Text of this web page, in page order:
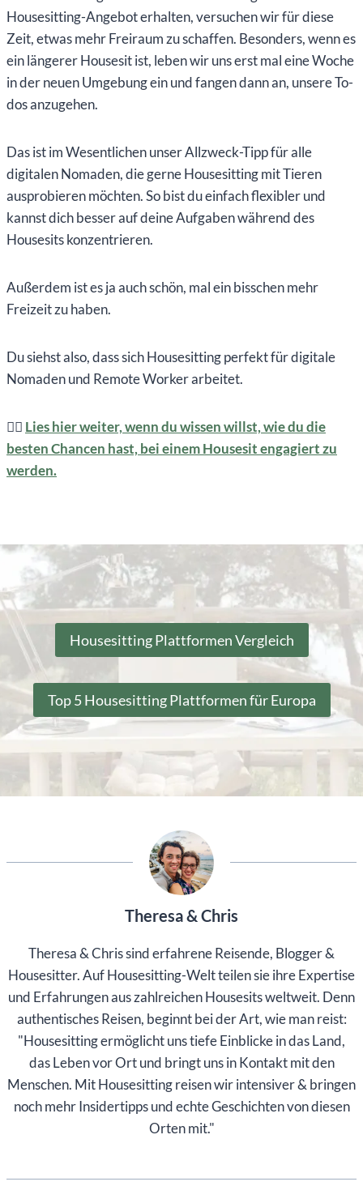
Housesitting-Angebot erhalten, versuchen wir für diese
Zeit, etwas mehr Freiraum zu schaffen. Besonders, wenn es
ein längerer Housesit ist, leben wir uns erst mal eine Woche
in der neuen Umgebung ein und fangen dann an, unsere To-
dos anzugehen.
Das ist im Wesentlichen unser Allzweck-Tipp für alle
digitalen Nomaden, die gerne Housesitting mit Tieren
ausprobieren möchten. So bist du einfach flexibler und
kannst dich besser auf deine Aufgaben während des
Housesits konzentrieren.
Außerdem ist es ja auch schön, mal ein bisschen mehr
Freizeit zu haben.
Du siehst also, dass sich Housesitting perfekt für digitale
Nomaden und Remote Worker arbeitet.
👉🏽 Lies hier weiter, wenn du wissen willst, wie du die
besten Chancen hast, bei einem Housesit engagiert zu
werden.
Housesitting Plattformen Vergleich
Top 5 Housesitting Plattformen für Europa
Theresa & Chris
Theresa & Chris sind erfahrene Reisende, Blogger &
Housesitter. Auf Housesitting-Welt teilen sie ihre Expertise
und Erfahrungen aus zahlreichen Housesits weltweit. Denn
authentisches Reisen, beginnt bei der Art, wie man reist:
"Housesitting ermöglicht uns tiefe Einblicke in das Land,
das Leben vor Ort und bringt uns in Kontakt mit den
Menschen. Mit Housesitting reisen wir intensiver & bringen
noch mehr Insidertipps und echte Geschichten von diesen
Orten mit."